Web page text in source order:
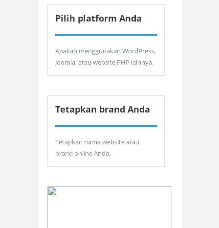
Pilih platform Anda
Apakah menggunakan WordPress,
Joomla, atau website PHP lainnya.
Tetapkan brand Anda
Tetapkan nama website atau
brand online Anda.